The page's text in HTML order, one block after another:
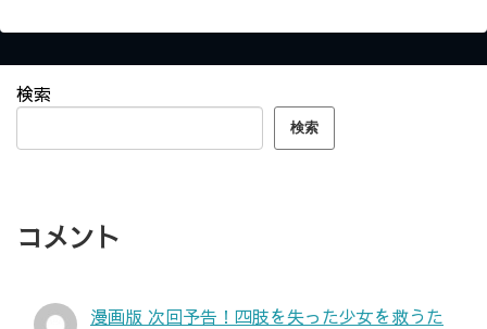
検索
検索
コメント
漫画版 次回予告！四肢を失った少女を救うた